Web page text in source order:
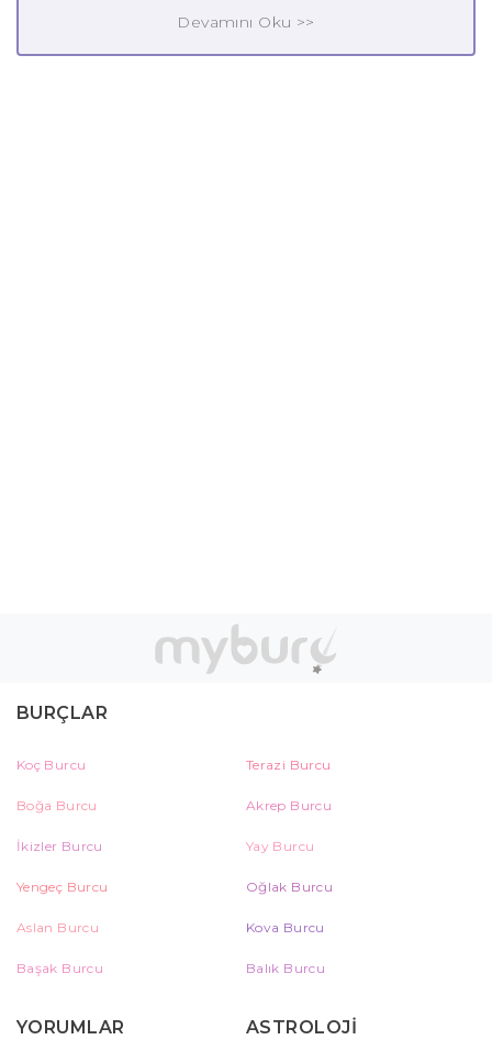
Devamını Oku >>
BURÇLAR
Koç Burcu Terazi Burcu
Boğa Burcu Akrep Burcu
İkizler Burcu Yay Burcu
Yengeç Burcu Oğlak Burcu
Aslan Burcu Kova Burcu
Başak Burcu Balık Burcu
YORUMLAR ASTROLOJİ